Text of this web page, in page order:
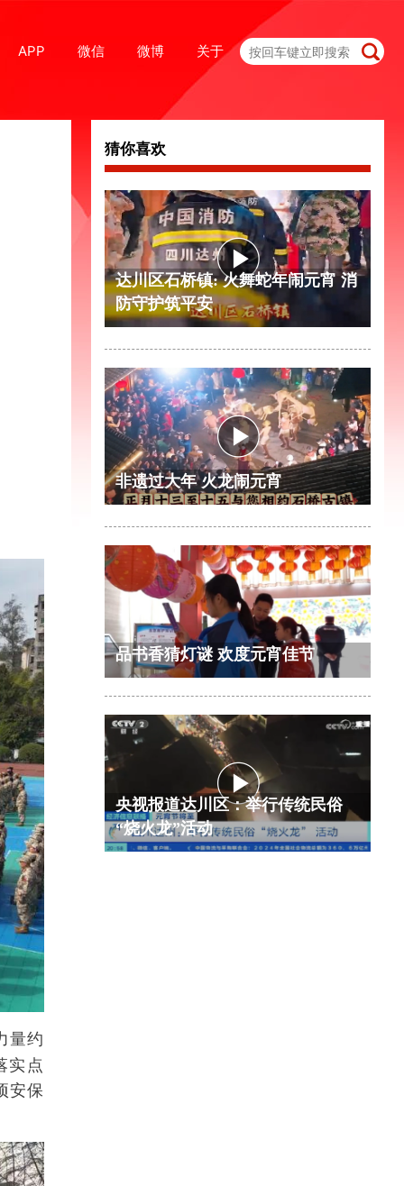
APP 微信 微博 关于
量约
实点
安保
猜你喜欢
达川区石桥镇: 火舞蛇年闹元宵 消
防守护筑平安
非遗过大年 火龙闹元宵
品书香猜灯谜 欢度元宵佳节
央视报道达川区：举行传统民俗
“烧火龙”活动